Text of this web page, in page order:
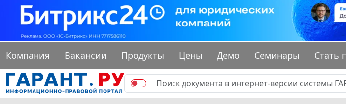
Компания Вакансии Продукты Цены Демо Семинары Стать